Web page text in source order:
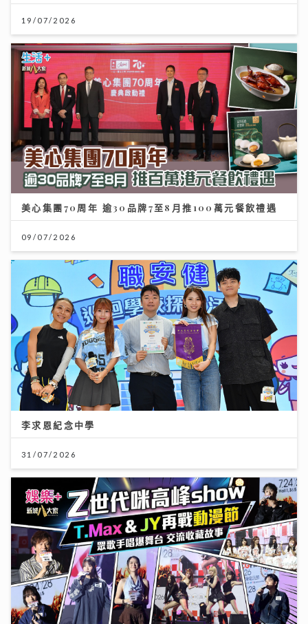
19/07/2026
美心集團70周年 逾30品牌7至8月推100萬元餐飲禮遇
09/07/2026
李求恩紀念中學
31/07/2026